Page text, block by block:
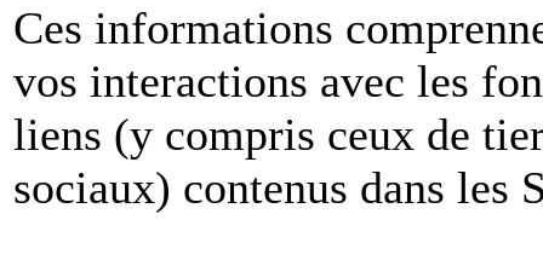
Ces informations
vos interactions avec les
liens (y compris ceux de
sociaux) contenus dans les